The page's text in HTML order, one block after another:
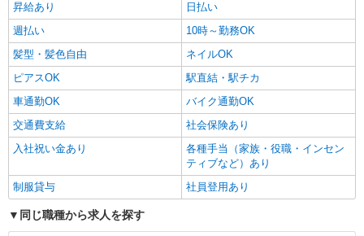
昇給あり
日払い
週払い
10時～勤務OK
髪型・髪色自由
ネイルOK
ピアスOK
駅直結・駅チカ
車通勤OK
バイク通勤OK
交通費支給
社会保険あり
入社祝い金あり
各種手当（家族・役職・インセン
ティブなど）あり
制服貸与
社員登用あり
同じ職種から求人を探す